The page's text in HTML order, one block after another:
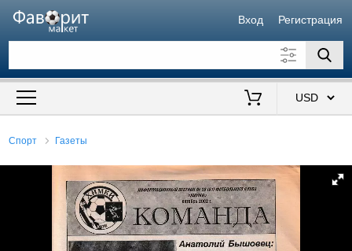
Вход Регистрация
Искать также в описании
Спорт Газеты